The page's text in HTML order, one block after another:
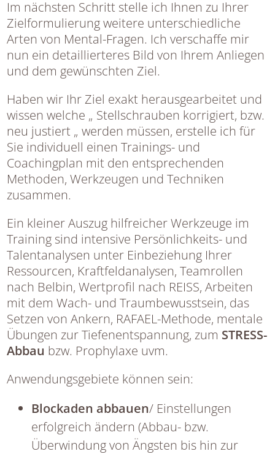
Im nächsten Schritt stelle ich Ihnen zu Ihrer
Zielformulierung weitere unterschiedliche
Arten von Mental-Fragen. Ich verschaffe mir
nun ein detaillierteres Bild von Ihrem Anliegen
und dem gewünschten Ziel.
Haben wir Ihr Ziel exakt herausgearbeitet und
wissen welche „ Stellschrauben korrigiert, bzw.
neu justiert „ werden müssen, erstelle ich für
Sie individuell einen Trainings- und
Coachingplan mit den entsprechenden
Methoden, Werkzeugen und Techniken
zusammen.
Ein kleiner Auszug hilfreicher Werkzeuge im
Training sind intensive Persönlichkeits- und
Talentanalysen unter Einbeziehung Ihrer
Ressourcen, Kraftfeldanalysen, Teamrollen
nach Belbin, Wertprofil nach REISS, Arbeiten
mit dem Wach- und Traumbewusstsein, das
Setzen von Ankern, RAFAEL-Methode, mentale
Übungen zur Tiefenentspannung, zum STRESS-
Abbau bzw. Prophylaxe uvm.
Anwendungsgebiete können sein:
Blockaden abbauen/ Einstellungen
erfolgreich ändern (Abbau- bzw.
Überwindung von Ängsten bis hin zur